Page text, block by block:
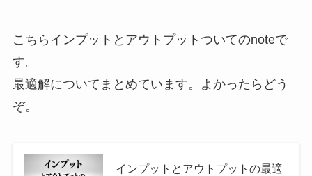
こちらインプットとアウトプットついてのnoteで
す。
最適解についてまとめています。よかったらどう
ぞ。
インプットとアウトプットの最適